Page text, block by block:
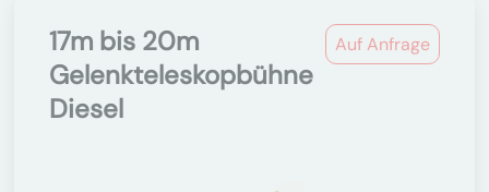
Auf Anfrage
17m bis 20m
Gelenkteleskopbühne
Diesel